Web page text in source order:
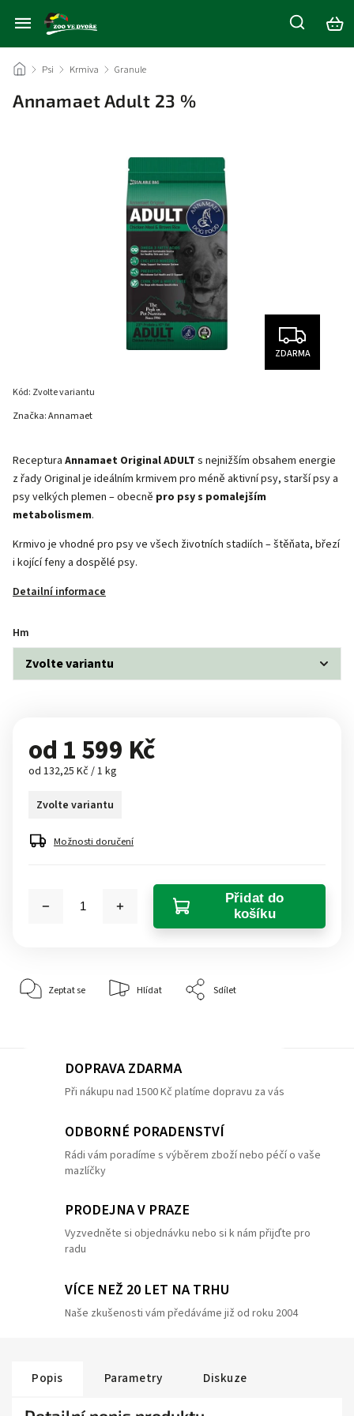
/ Psi / Krmiva / Granule
Annamaet Adult 23 %
ZDARMA
Kód: Zvolte variantu
Receptura Annamaet Original ADULT s nejnižším obsahem energie
z řady Original je ideálním krmivem pro méně aktivní psy, starší psy a
psy velkých plemen – obecně pro psy s pomalejším
metabolismem.
Krmivo je vhodné pro psy ve všech životních stadiích – štěňata, březí
i kojící feny a dospělé psy.
Detailní informace
Značka:Annamaet
Hm
od 1 599 Kč
od 132,25 Kč / 1 kg
Zvolte variantu
Možnosti doručení
Přidat do
košíku
Zeptat se Hlídat Sdílet
DOPRAVA ZDARMA
Při nákupu nad 1500 Kč platíme dopravu za vás
ODBORNÉ PORADENSTVÍ
Rádi vám poradíme s výběrem zboží nebo péčí o vaše
mazlíčky
PRODEJNA V PRAZE
Vyzvedněte si objednávku nebo si k nám přijďte pro
radu
VÍCE NEŽ 20 LET NA TRHU
Naše zkušenosti vám předáváme již od roku 2004
Popis Parametry Diskuze